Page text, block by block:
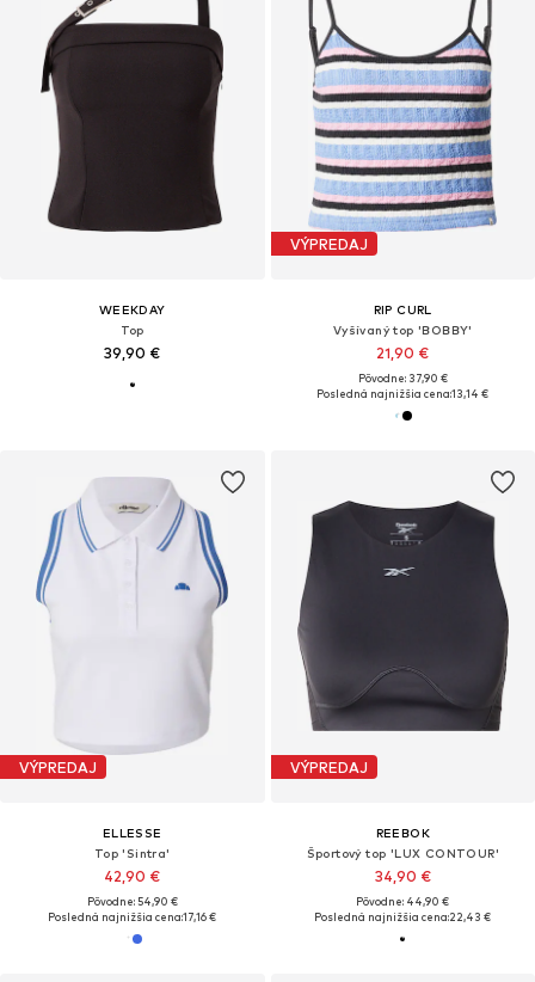
WEEKDAY
Top
39,90 €
VÝPREDAJ
RIP CURL
Vyšívaný top 'BOBBY'
21,90 €
Pôvodne: 37,90 €
Posledná najnižšia cena:13,14 €
VÝPREDAJ
ELLESSE
Top 'Sintra'
42,90 €
Pôvodne: 54,90 €
Posledná najnižšia cena:17,16 €
VÝPREDAJ
REEBOK
Športový top 'LUX CONTOUR'
34,90 €
Pôvodne: 44,90 €
Posledná najnižšia cena:22,43 €